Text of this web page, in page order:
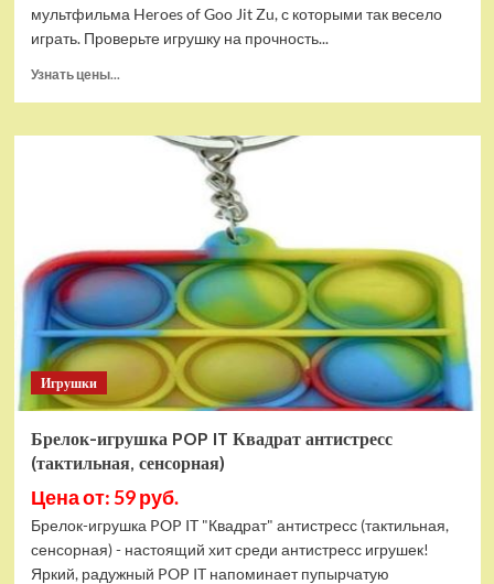
мультфильма Heroes of Goo Jit Zu, с которыми так весело
играть. Проверьте игрушку на прочность...
Узнать цены...
Тянущаяся
Паук
Водная
Игрушки
Брелок-игрушка POP IT Квадрат антистресс
(тактильная, сенсорная)
Цена от: 59 руб.
Брелок-игрушка POP IT "Квадрат" антистресс (тактильная,
сенсорная) - настоящий хит среди антистресс игрушек!
Яркий, радужный POP IT напоминает пупырчатую